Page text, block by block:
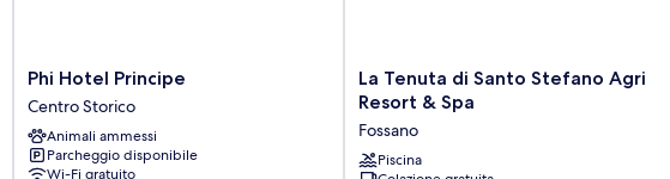
Phi
Hotel
Principe
Centro
Storico
Phi Hotel Principe
Centro Storico
Animali ammessi
Parcheggio disponibile
Wi-Fi gratuito
La
Tenuta
Santo
Stefano
La Tenuta di Santo Stefano Agri
Resort & Spa
Fossano
Piscina